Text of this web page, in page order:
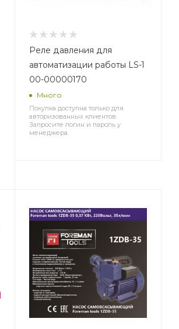
Реле давления для
автоматизации работы LS-1
00-00000170
Много
Покупка доступна только для
авторизованных клиентов.
Запросите логин и пароль у
менеджера.